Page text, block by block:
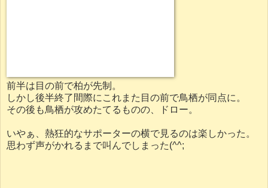
前半は目の前で柏が先制。
しかし後半終了間際にこれまた目の前で鳥栖が同点に。
その後も鳥栖が攻めたてるものの、ドロー。
いやぁ、熱狂的なサポーターの横で見るのは楽しかった。
思わず声がかれるまで叫んでしまった(^^;